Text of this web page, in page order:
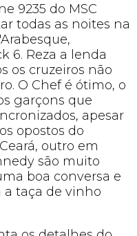
9235 do MSC
todas as noites na
6. Reza a lenda
os cruzeiros não
O Chef é ótimo, o
garçons que
apesar
opostos do
outro em
são muito
boa conversa e
taça de vinho